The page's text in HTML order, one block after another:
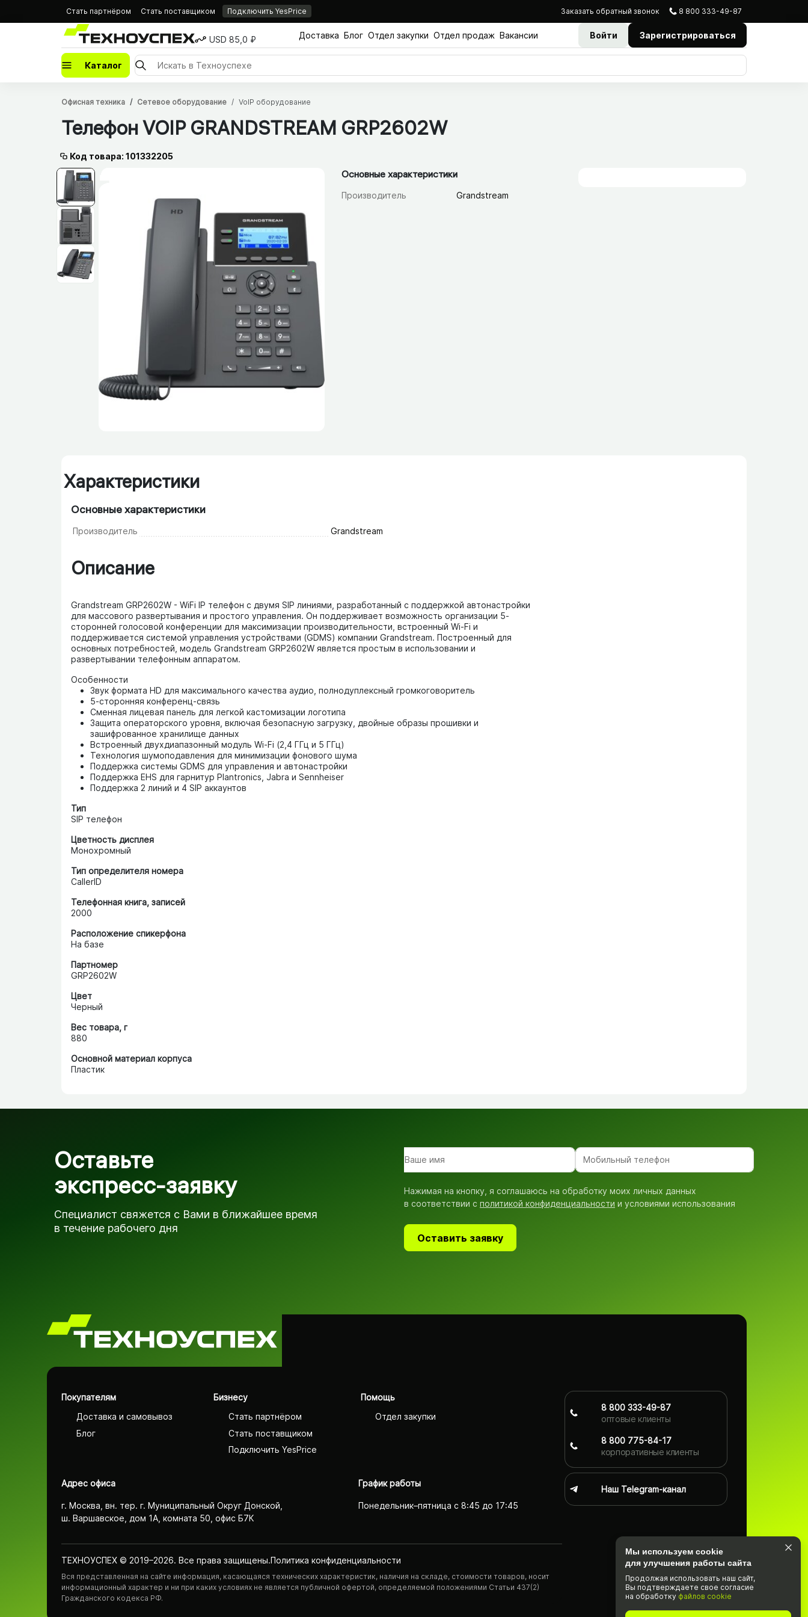
Стать партнёром Стать поставщиком Подключить YesPrice Заказать обратный звонок 8 800 333-49-87
USD 85,0 ₽ Доставка Блог Отдел закупки Отдел продаж Вакансии Войти Зарегистрироваться
Каталог
Офисная техника Сетевое оборудование VoIP оборудование
Телефон VOIP GRANDSTREAM GRP2602W
Код товара: 101332205
Основные характеристики
Производитель Grandstream
Характеристики
Основные характеристики
Производитель Grandstream
Описание
Grandstream GRP2602W - WiFi IP телефон с двумя SIP линиями, разработанный с поддержкой автонастройки
для массового развертывания и простого управления. Он поддерживает возможность организации 5-
сторонней голосовой конференции для максимизации производительности, встроенный Wi-Fi и
поддерживается системой управления устройствами (GDMS) компании Grandstream. Построенный для
основных потребностей, модель Grandstream GRP2602W является простым в использовании и
развертывании телефонным аппаратом.
Особенности
Звук формата HD для максимального качества аудио, полнодуплексный громкоговоритель
5-сторонняя конференц-связь
Сменная лицевая панель для легкой кастомизации логотипа
Защита операторского уровня, включая безопасную загрузку, двойные образы прошивки и
зашифрованное хранилище данных
Встроенный двухдиапазонный модуль Wi-Fi (2,4 ГГц и 5 ГГц)
Технология шумоподавления для минимизации фонового шума
Поддержка системы GDMS для управления и автонастройки
Поддержка EHS для гарнитур Plantronics, Jabra и Sennheiser
Поддержка 2 линий и 4 SIP аккаунтов
Тип
SIP телефон
Цветность дисплея
Монохромный
Тип определителя номера
CallerID
Телефонная книга, записей
2000
Расположение спикерфона
На базе
Партномер
GRP2602W
Цвет
Черный
Вес товара, г
880
Основной материал корпуса
Пластик
Оставьте
экспресс-заявку
Специалист свяжется с Вами в ближайшее время
в течение рабочего дня
Нажимая на кнопку, я соглашаюсь на обработку моих личных данных
в соответствии с политикой конфиденциальности и условиями использования
Оставить заявку
Покупателям
Доставка и самовывоз
Блог
Бизнесу
Стать партнёром
Стать поставщиком
Подключить YesPrice
Помощь
Отдел закупки
Адрес офиса
г. Москва, вн. тер. г. Муниципальный Округ Донской,
ш. Варшавское, дом 1А, комната 50, офис Б7К
График работы
Понедельник–пятница с 8:45 до 17:45
ТЕХНОУСПЕХ © 2019–2026. Все права защищены.Политика конфиденциаль­ности
Вся представленная на сайте информация, касающаяся технических характеристик, наличия на складе, стоимости товаров, носит
информационный характер и ни при каких условиях не является публичной офертой, определяемой положениями Статьи 437(2)
Гражданского кодекса РФ.
8 800 333-49-87
оптовые клиенты
8 800 775-84-17
корпоративные клиенты
Наш Telegram-канал
Мы используем cookie
для улучшения работы сайта
Продолжая использовать наш cайт,
Вы подтвержда­ете свое согласие
на обработку файлов cookie